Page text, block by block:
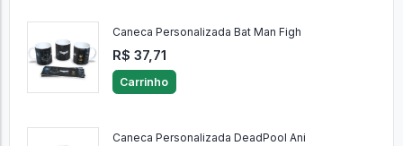
Caneca Personalizada Bat Man Figh
R$ 37,71
Carrinho
Caneca Personalizada DeadPool Ani